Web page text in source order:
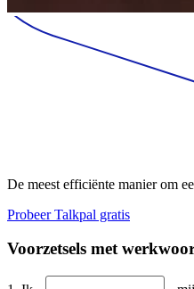
De meest efficiënte manier om
Probeer Talkpal gratis
Voorzetsels met